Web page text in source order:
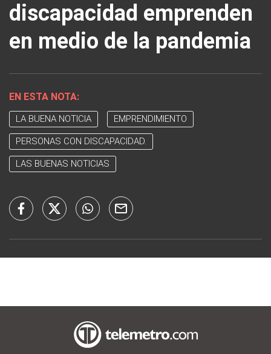
discapacidad emprenden
en medio de la pandemia
EN ESTA NOTA:
LA BUENA NOTICIA EMPRENDIMIENTO
PERSONAS CON DISCAPACIDAD.
LAS BUENAS NOTICIAS